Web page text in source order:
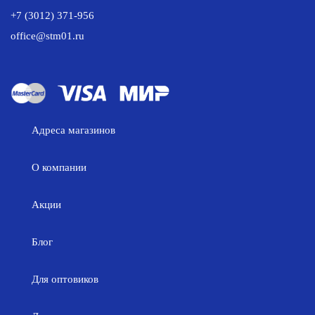
+7 (3012) 371-956
office@stm01.ru
Адреса магазинов
О компании
Акции
Блог
Для оптовиков